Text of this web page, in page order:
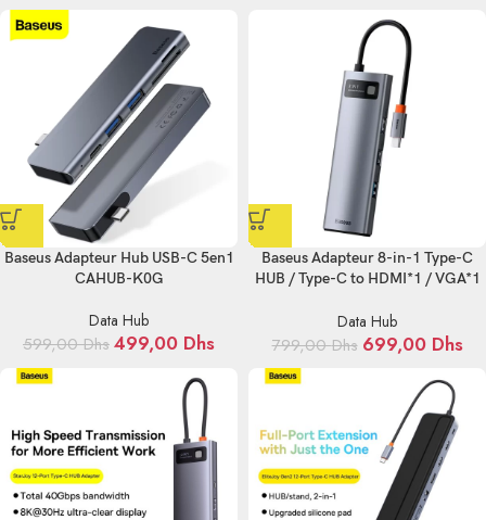
Baseus Adapteur Hub USB-C 5en1
CAHUB-K0G
Data Hub
599,00Dhs499,00 Dhs
Baseus Adapteur 8-in-1 Type-C
HUB / Type-C to HDMI*1 / VGA*1
SD&TF*1 – gris-WKWG050013
Data Hub
799,00Dhs 699,00 Dhs